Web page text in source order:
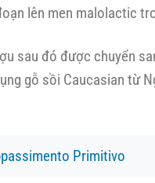
lên men malolactic
sau đó được chuyển
gỗ sồi Caucasian từ
Primitivo